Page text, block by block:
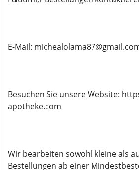
E-Mail:
Besuchen Sie unsere Website:
apotheke.com
Wir bearbeiten sowohl kleine als
Bestellungen ab einer